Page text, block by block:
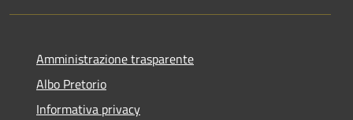
Amministrazione trasparente
Albo Pretorio
Informativa privacy